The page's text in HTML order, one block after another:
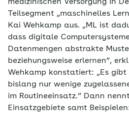
medizinischen Versorgung in
Teilsegment „maschinelles
Kai Wehkamp aus. „ML ist
dass digitale
Datenmengen abstrakte
beziehungsweise erlernen“,
Wehkamp konstatiert: „Es
bislang nur wenige
im Routineeinsatz.“ Dann
Einsatzgebiete samt